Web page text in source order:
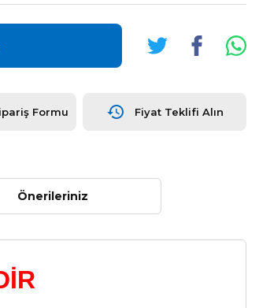
Formu Fiyat Teklifi Alın
Önerileriniz